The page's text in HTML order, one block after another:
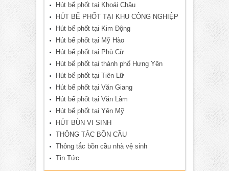
Hút bể phốt tại Khoái Châu
HÚT BỂ PHỐT TẠI KHU CÔNG NGHIỆP
Hút bể phốt tại Kim Động
Hút bể phốt tại Mỹ Hào
Hút bể phốt tại Phù Cừ
Hút bể phốt tại thành phố Hưng Yên
Hút bể phốt tại Tiên Lữ
Hút bể phốt tại Văn Giang
Hút bể phốt tại Văn Lâm
Hút bể phốt tại Yên Mỹ
HÚT BÙN VI SINH
THÔNG TẮC BỒN CẦU
Thông tắc bồn cầu nhà vệ sinh
Tin Tức